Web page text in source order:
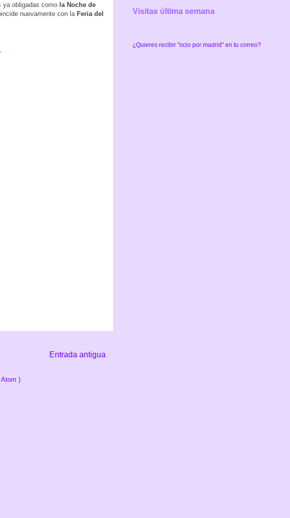
ya obligadas como la Noche de
nuevamente con la Feria del
Entrada antigua
Atom )
Visitas última semana
¿Quieres recibir "ocio por madrid" en tu correo?